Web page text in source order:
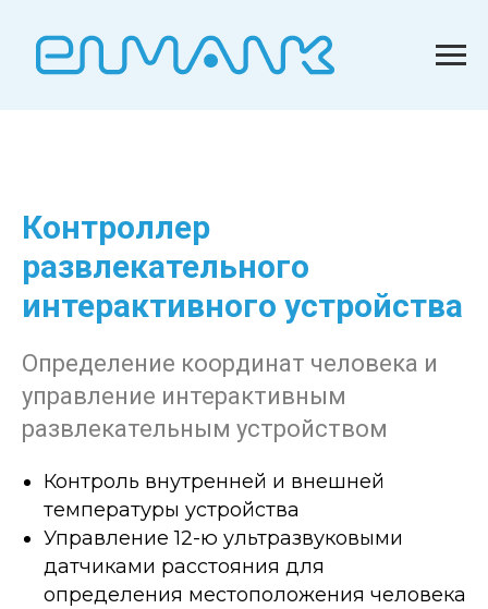
Контроллер
развлекательного
интерактивного устройства
Определение координат человека и
управление интерактивным
развлекательным устройством
Контроль внутренней и внешней
температуры устройства
Управление 12-ю ультразвуковыми
датчиками расстояния для
определения местоположения человека